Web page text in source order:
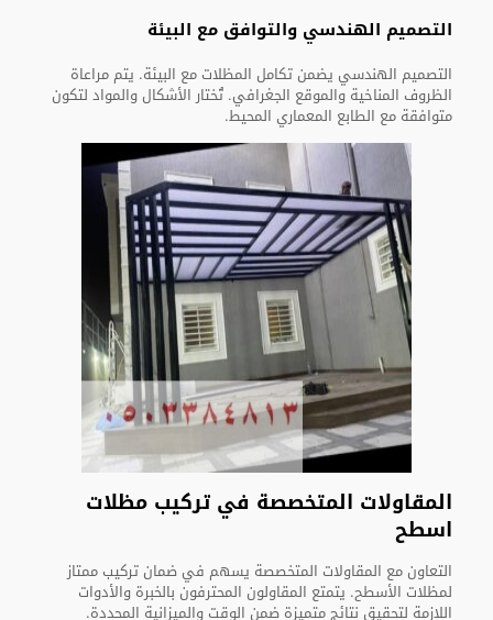
التصميم الهندسي والتوافق مع البيئة
التصميم الهندسي يضمن تكامل المظلات مع البيئة. يتم مراعاة
الظروف المناخية والموقع الجغرافي. تُختار الأشكال والمواد لتكون
متوافقة مع الطابع المعماري المحيط.
المقاولات المتخصصة في تركيب مظلات
اسطح
التعاون مع المقاولات المتخصصة يسهم في ضمان تركيب ممتاز
لمظلات الأسطح. يتمتع المقاولون المحترفون بالخبرة والأدوات
اللازمة لتحقيق نتائج متميزة ضمن الوقت والميزانية المحددة.